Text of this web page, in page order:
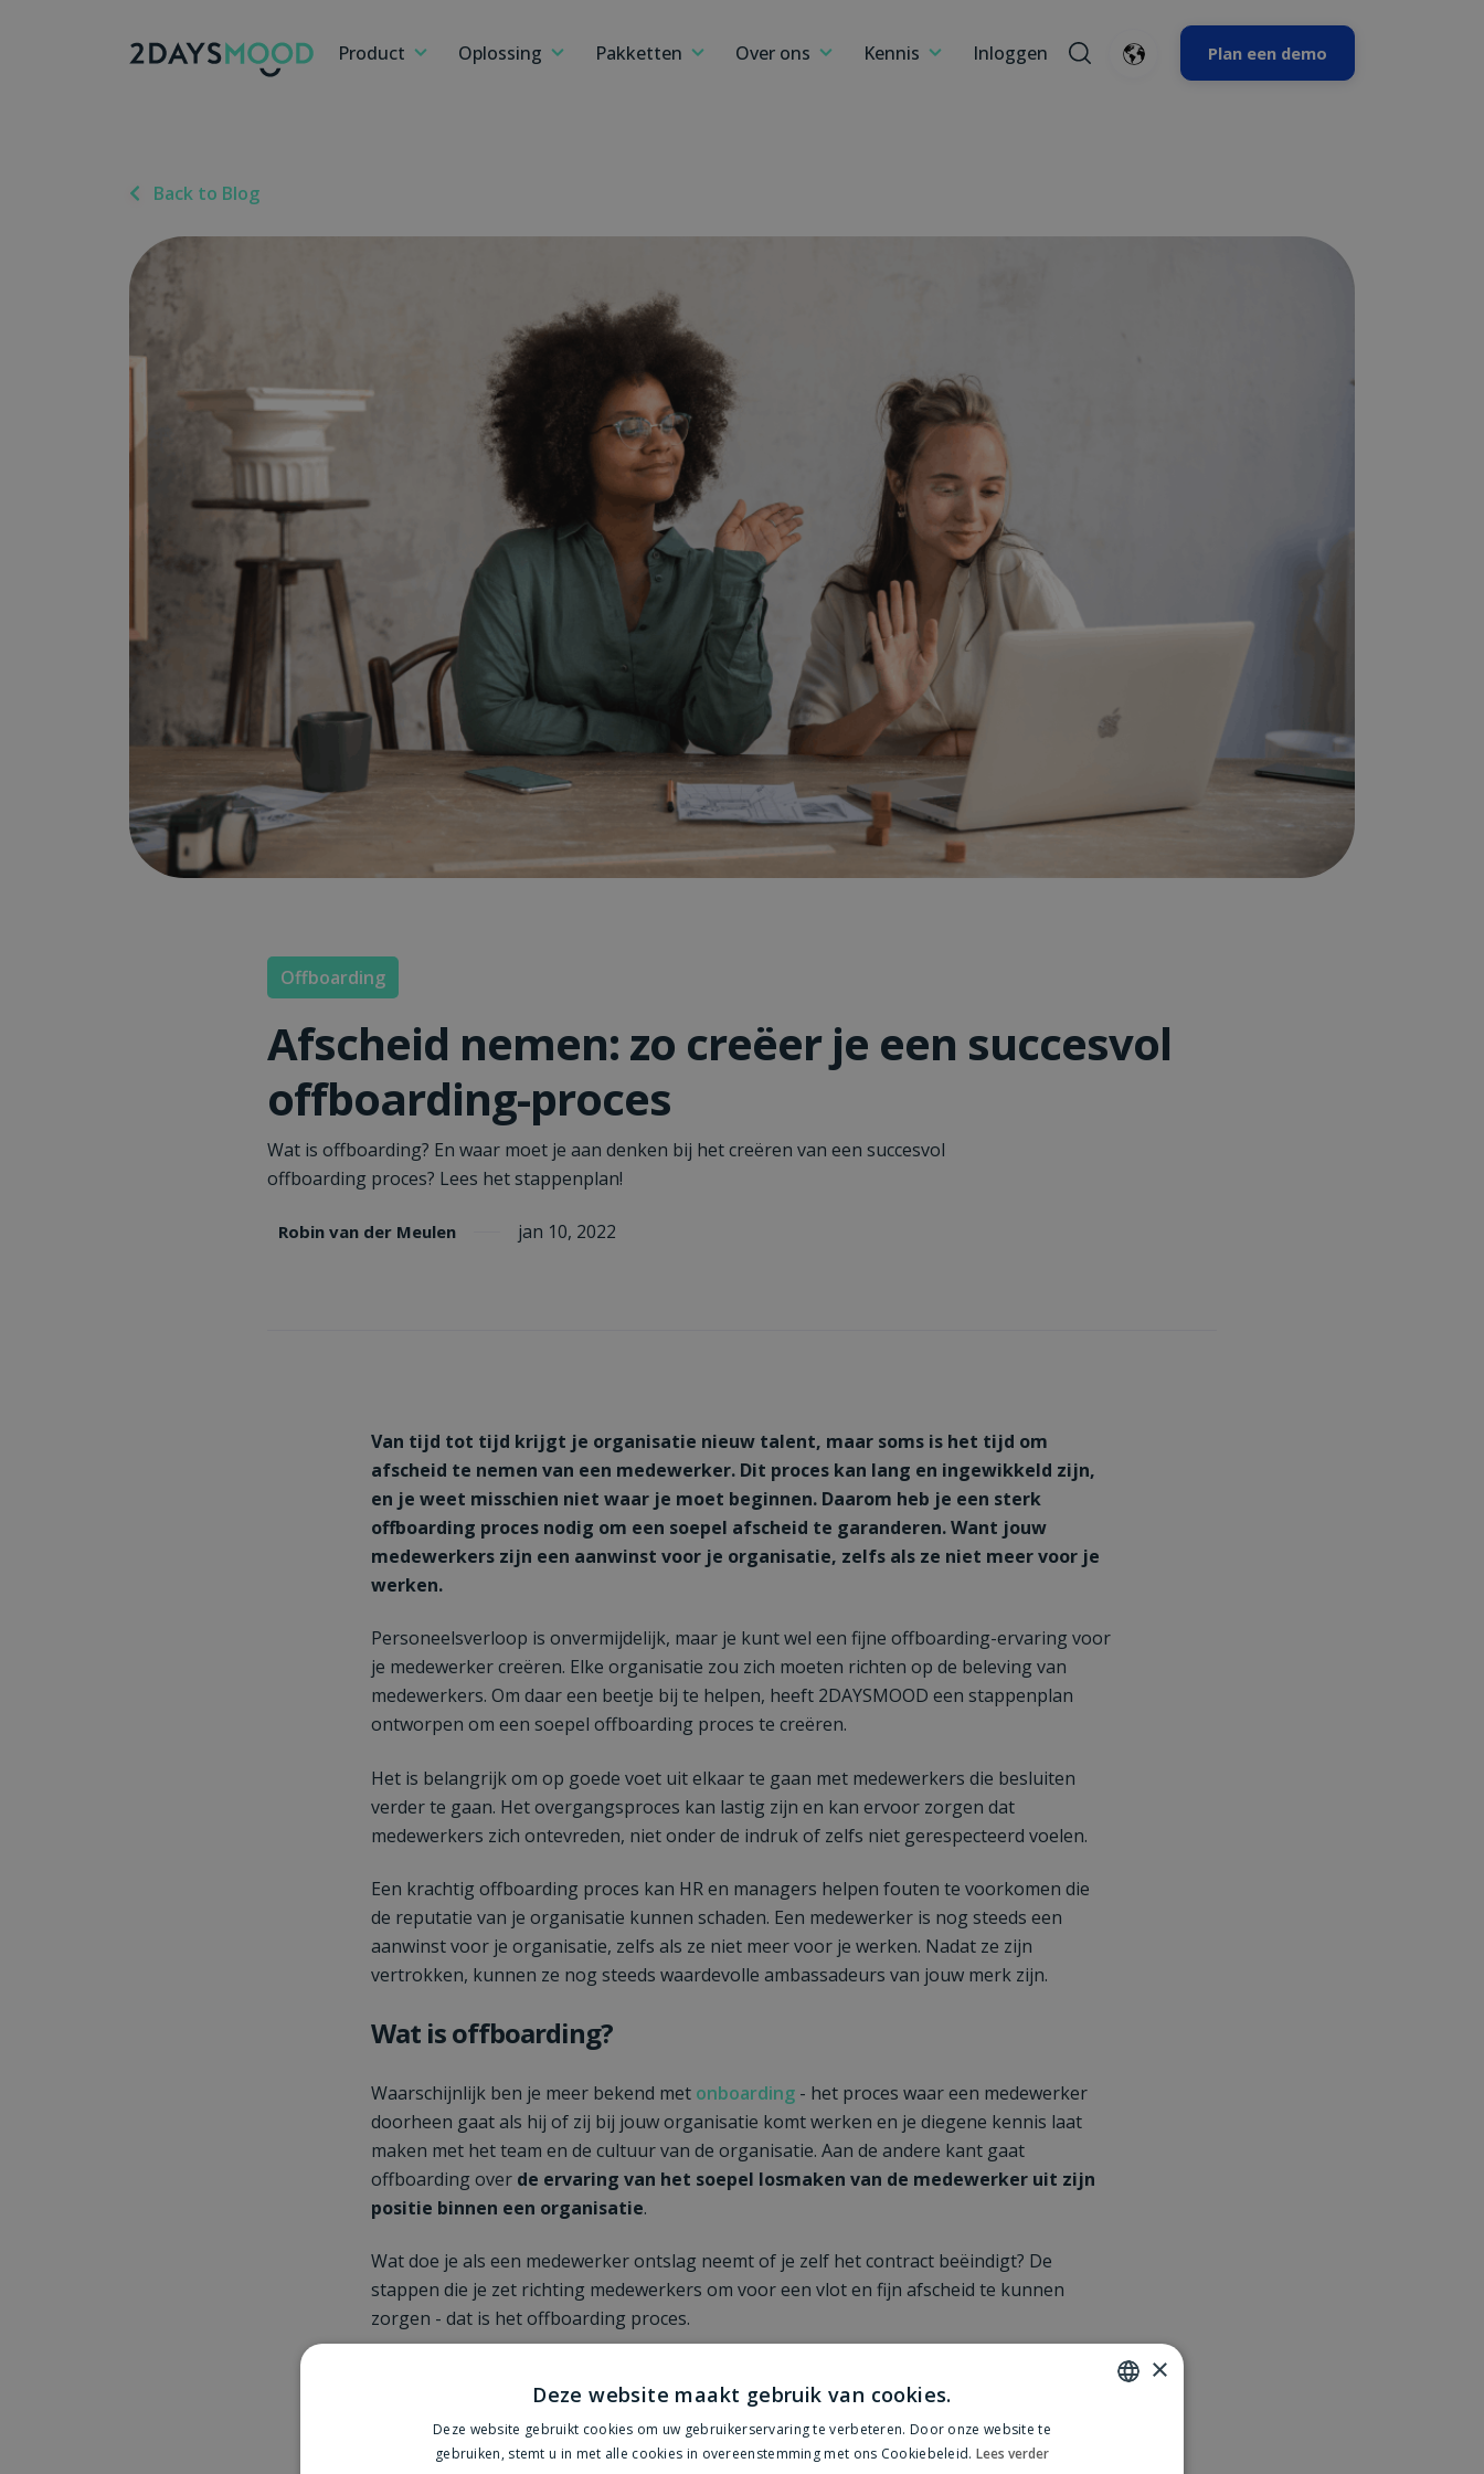
Product Oplossing Pakketten Over ons Kennis Inloggen Plan een demo
Back to Blog
Offboarding
Afscheid nemen: zo creëer je een succesvol
offboarding-proces
Wat is offboarding? En waar moet je aan denken bij het creëren van een succesvol
offboarding proces? Lees het stappenplan!
Robin van der Meulen jan 10, 2022
Van tijd tot tijd krijgt je organisatie nieuw talent, maar soms is het tijd om
afscheid te nemen van een medewerker. Dit proces kan lang en ingewikkeld zijn,
en je weet misschien niet waar je moet beginnen. Daarom heb je een sterk
offboarding proces nodig om een soepel afscheid te garanderen. Want jouw
medewerkers zijn een aanwinst voor je organisatie, zelfs als ze niet meer voor je
werken.
Personeelsverloop is onvermijdelijk, maar je kunt wel een fijne offboarding-ervaring voor
je medewerker creëren. Elke organisatie zou zich moeten richten op de beleving van
medewerkers. Om daar een beetje bij te helpen, heeft 2DAYSMOOD een stappenplan
ontworpen om een soepel offboarding proces te creëren.
Het is belangrijk om op goede voet uit elkaar te gaan met medewerkers die besluiten
verder te gaan. Het overgangsproces kan lastig zijn en kan ervoor zorgen dat
medewerkers zich ontevreden, niet onder de indruk of zelfs niet gerespecteerd voelen.
Een krachtig offboarding proces kan HR en managers helpen fouten te voorkomen die
de reputatie van je organisatie kunnen schaden. Een medewerker is nog steeds een
aanwinst voor je organisatie, zelfs als ze niet meer voor je werken. Nadat ze zijn
vertrokken, kunnen ze nog steeds waardevolle ambassadeurs van jouw merk zijn.
Wat is offboarding?
Waarschijnlijk ben je meer bekend met onboarding - het proces waar een medewerker
doorheen gaat als hij of zij bij jouw organisatie komt werken en je diegene kennis laat
maken met het team en de cultuur van de organisatie. Aan de andere kant gaat
offboarding over de ervaring van het soepel losmaken van de medewerker uit zijn
positie binnen een organisatie.
Wat doe je als een medewerker ontslag neemt of je zelf het contract beëindigt? De
stappen die je zet richting medewerkers om voor een vlot en fijn afscheid te kunnen
zorgen - dat is het offboarding proces.
Minimale verstoring binnen het bedrijf
Vertrouwelijke organisatie-informatie beschermen
×
Deze website maakt gebruik van cookies.
Deze website gebruikt cookies om uw gebruikerservaring te verbeteren. Door onze website te
gebruiken, stemt u in met alle cookies in overeenstemming met ons Cookiebeleid. Lees verder